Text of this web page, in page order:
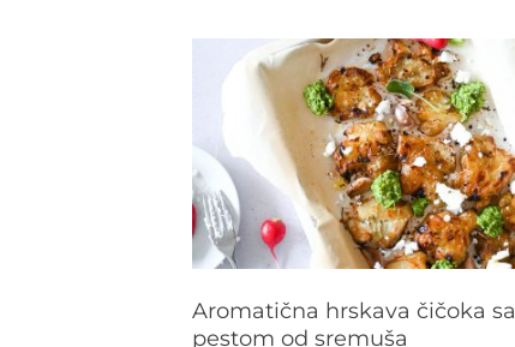
Aromatična hrskava čičoka sa
pestom od sremuša